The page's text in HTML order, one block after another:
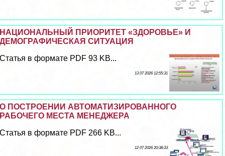
НАЦИОНАЛЬНЫЙ ПРИОРИТЕТ «ЗДОРОВЬЕ» И
ДЕМОГРАФИЧЕСКАЯ СИТУАЦИЯ
Статья в формате PDF 93 KB...
13 07 2026 12:55:31
О ПОСТРОЕНИИ АВТОМАТИЗИРОВАННОГО
РАБОЧЕГО МЕСТА МЕНЕДЖЕРА
Статья в формате PDF 266 KB...
12 07 2026 20:38:33